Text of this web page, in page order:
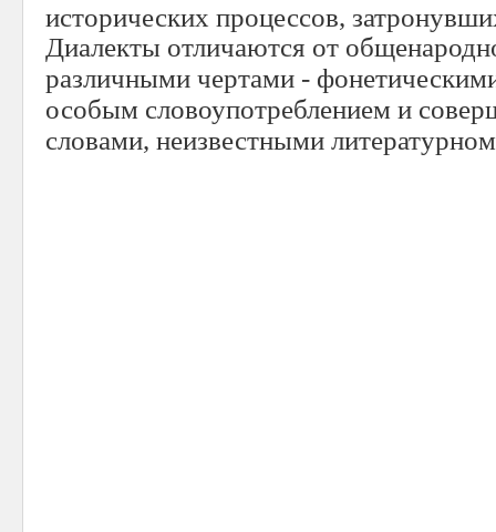
исторических процессов,
Диалекты отличаются от
различными чертами -
особым словоупотреблением и
словами, неизвестными